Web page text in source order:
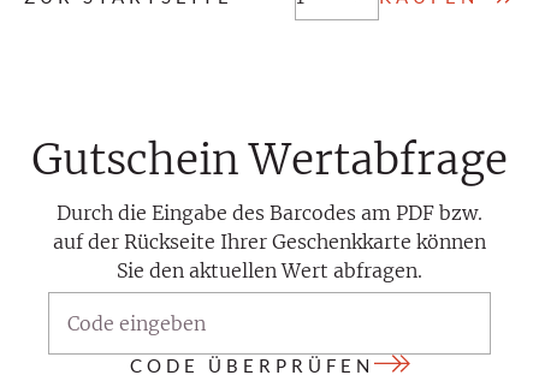
Gutschein Wertabfrage
Durch die Eingabe des Barcodes am PDF bzw.
auf der Rückseite Ihrer Geschenkkarte können
Sie den aktuellen Wert abfragen.
CODE ÜBERPRÜFEN